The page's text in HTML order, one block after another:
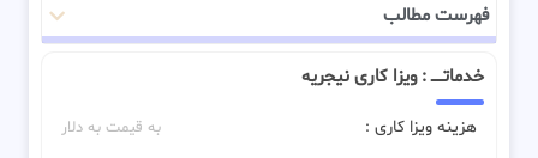
فهرست مطالب
خدماتـــــ : ویزا کاری نیجریه
هزینه ویزا کاری : به قیمت به دلار